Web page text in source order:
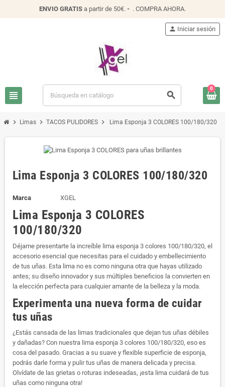
ENVIO GRATIS a partir de 50€. - . COMPRA AHORA.
view_headline search
person Iniciar sesión
0
chevron_right Limas chevron_right TACOS PULIDORES chevron_right Lima Esponja 3 COLORES 100/180/320
Lima Esponja 3 COLORES 100/180/320
Marca XGEL
Lima Esponja 3 COLORES
100/180/320
Déjame presentarte la increíble lima esponja 3 colores 100/180/320, el
accesorio esencial que necesitas para el cuidado y embellecimiento
de tus uñas. Esta lima no es como ninguna otra que hayas utilizado
antes; su diseño innovador y sus múltiples beneficios la convierten en
la elección perfecta para cualquier amante de la belleza y la moda.
Experimenta una nueva forma de cuidar
tus uñas
¿Estás cansada de las limas tradicionales que dejan tus uñas débiles
y dañadas? Con nuestra lima esponja 3 colores 100/180/320, eso es
cosa del pasado. Gracias a su suave y flexible superficie de esponja,
podrás darle forma y pulir tus uñas de manera delicada y precisa.
Olvídate de las grietas o roturas indeseadas, ¡esta lima cuidará de tus
uñas como ninguna otra!